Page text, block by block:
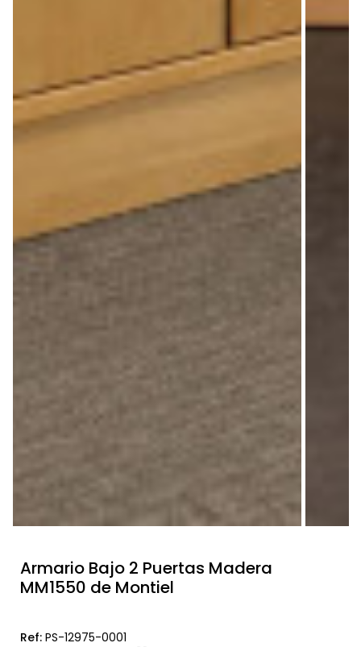
Armario Bajo 2 Puertas Madera
MM1550 de Montiel
Ref: PS-12975-0001